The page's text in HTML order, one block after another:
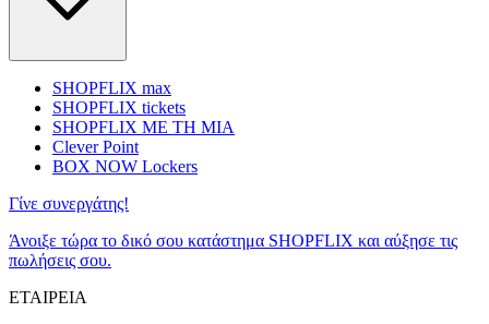
SHOPFLIX max
SHOPFLIX tickets
SHOPFLIX ΜΕ ΤΗ ΜΙΑ
Clever Point
BOX NOW Lockers
Γίνε συνεργάτης!
Άνοιξε τώρα το δικό σου κατάστημα SHOPFLIX και αύξησε τις
πωλήσεις σου.
ΕΤΑΙΡΕΙΑ